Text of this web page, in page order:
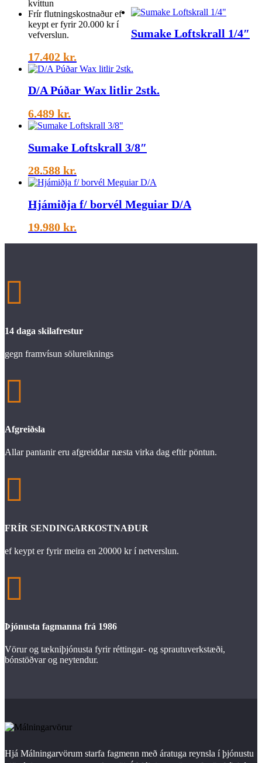
kvittun
Frír flutningskostnaður ef
keypt er fyrir 20.000 kr í
vefverslun.
Sumake Loftskrall 1/4″
17.402 kr.
D/A Púðar Wax litlir 2stk.
6.489 kr.
Sumake Loftskrall 3/8″
28.588 kr.
Hjámiðja f/ borvél Meguiar D/A
19.980 kr.

14 daga skilafrestur
gegn framvísun sölureiknings

Afgreiðsla
Allar pantanir eru afgreiddar næsta virka dag eftir pöntun.

FRÍR SENDINGARKOSTNAÐUR
ef keypt er fyrir meira en 20000 kr í netverslun.

Þjónusta fagmanna frá 1986
Vörur og tækniþjónusta fyrir réttingar- og sprautuverkstæði,
bónstöðvar og neytendur.
Hjá Málningarvörum starfa fagmenn með áratuga reynsla í þjónustu